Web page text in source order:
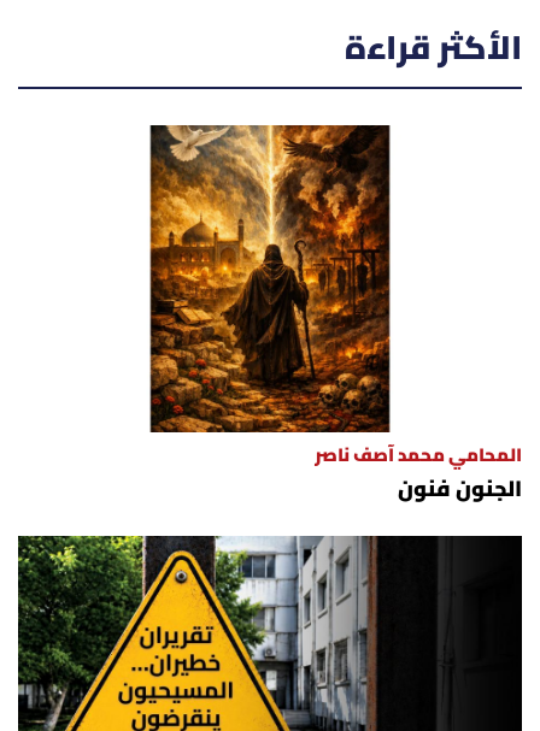
الأكثر قراءة
المحامي محمد آصف ناصر
الجنون فنون